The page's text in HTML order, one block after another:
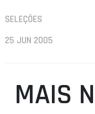
SELEÇÕES
25 JUN 2005
MAIS